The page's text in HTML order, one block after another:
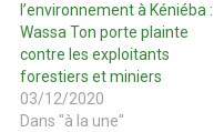
l’environnement à Kéniéba :
Wassa Ton porte plainte
contre les exploitants
forestiers et miniers
03/12/2020
Dans "à la une"